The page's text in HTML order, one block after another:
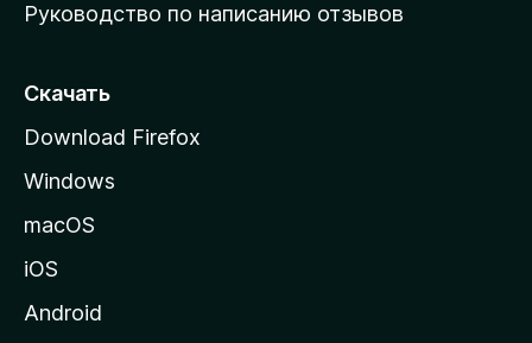
ю
т
а
н
у
M
Руководство по написанию отзывов
Скачать
Download Firefox
Windows
macOS
iOS
Android